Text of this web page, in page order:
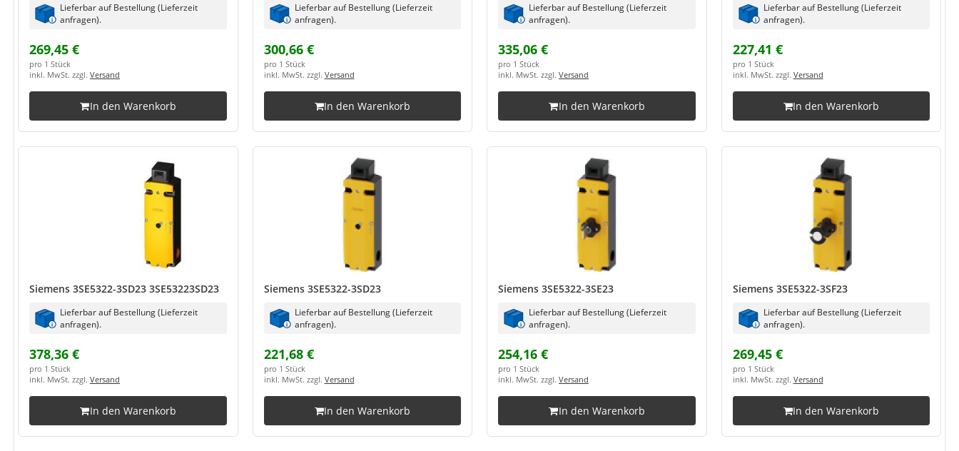
Lieferbar auf Bestellung (Lieferzeit
anfragen).
269,45 €
pro 1 Stück
inkl. MwSt. zzgl. Versand
In den Warenkorb
Lieferbar auf Bestellung (Lieferzeit
anfragen).
300,66 €
pro 1 Stück
inkl. MwSt. zzgl. Versand
In den Warenkorb
Lieferbar auf Bestellung (Lieferzeit
anfragen).
335,06 €
pro 1 Stück
inkl. MwSt. zzgl. Versand
In den Warenkorb
Lieferbar auf Bestellung (Lieferzeit
anfragen).
227,41 €
pro 1 Stück
inkl. MwSt. zzgl. Versand
In den Warenkorb
Siemens 3SE5322-3SD23 3SE53223SD23
Lieferbar auf Bestellung (Lieferzeit
anfragen).
378,36 €
pro 1 Stück
inkl. MwSt. zzgl. Versand
In den Warenkorb
Siemens 3SE5322-3SD23
Lieferbar auf Bestellung (Lieferzeit
anfragen).
221,68 €
pro 1 Stück
inkl. MwSt. zzgl. Versand
In den Warenkorb
Siemens 3SE5322-3SE23
Lieferbar auf Bestellung (Lieferzeit
anfragen).
254,16 €
pro 1 Stück
inkl. MwSt. zzgl. Versand
In den Warenkorb
Siemens 3SE5322-3SF23
Lieferbar auf Bestellung (Lieferzeit
anfragen).
269,45 €
pro 1 Stück
inkl. MwSt. zzgl. Versand
In den Warenkorb